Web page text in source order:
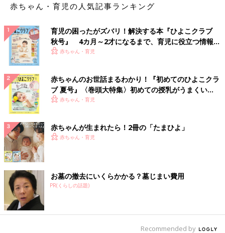
赤ちゃん・育児の人気記事ランキング
育児の困ったがズバリ！解決する本『ひよこクラブ
秋号』 4カ月～2才になるまで、育児に役立つ情報が
いっぱい！
赤ちゃん・育児
赤ちゃんのお世話まるわかり！『初めてのひよこクラ
ブ 夏号』〈巻頭大特集〉初めての授乳がうまくい
く！ おっぱい・ミルクの基本と夏のトラブル 解決テ
赤ちゃん・育児
赤ちゃんが生まれたら！2冊の「たまひよ」
赤ちゃん・育児
お墓の撤去にいくらかかる？墓じまい費用
PR(くらしの話題)
Recommended by